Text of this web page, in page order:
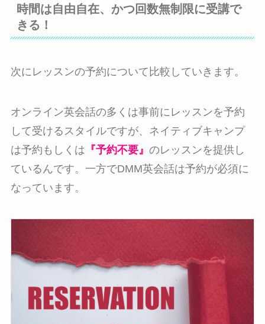
時間は自由自在、かつ回数無制限に受講で
きる！
次にレッスンの予約について比較していきます。
オンライン英会話の多くは事前にレッスンを予約
して受けるスタイルですが、ネイティブキャンプ
は予約もしくは 『予約不要』 のレッスンを提供し
ているんです。一方でDMM英会話は予約が必須に
なっています。